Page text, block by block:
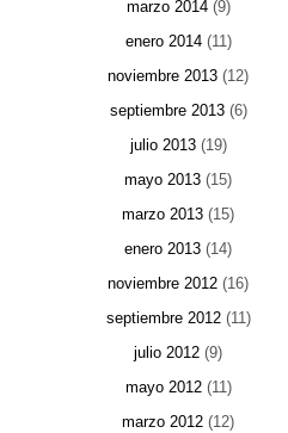
marzo 2014(9)
enero 2014(11)
noviembre 2013 (12)
septiembre 2013(6)
julio 2013(19)
mayo 2013 (15)
marzo 2013 (15)
enero 2013 (14)
noviembre 2012 (16)
septiembre 2012(11)
julio 2012 (9)
mayo 2012(11)
marzo 2012 (12)